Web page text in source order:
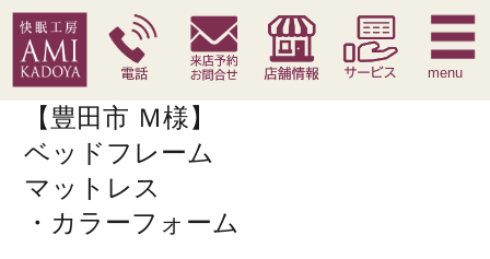
快眠枕 腰痛対策寝具 季節寝具 サービス
menu
【豊田市 Ｍ様】
ベッドフレーム
マットレス
・カラーフォーム